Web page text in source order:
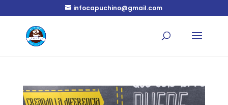
infocapuchino@gmail.com